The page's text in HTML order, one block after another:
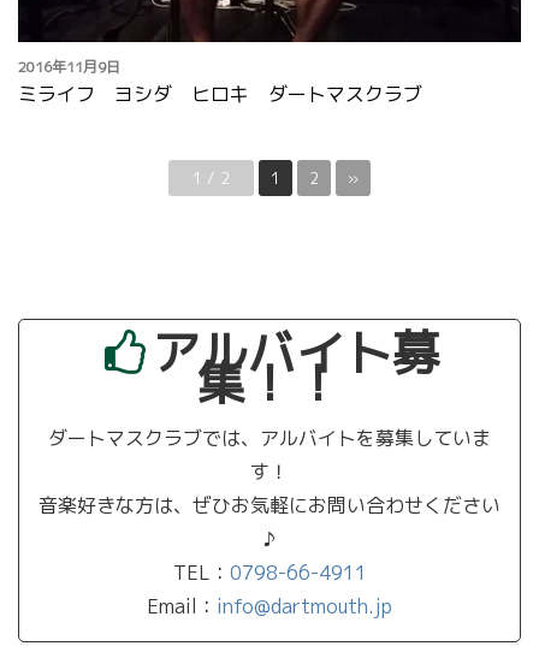
2016年11月9日
ミライフ ヨシダ ヒロキ ダートマスクラブ
1 / 2 1 2 »
アルバイト募
集！！
ダートマスクラブでは、アルバイトを募集していま
す！
音楽好きな方は、ぜひお気軽にお問い合わせください
♪
TEL： 0798-66-4911
Email： info@dartmouth.jp